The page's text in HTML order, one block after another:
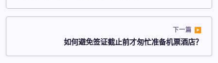
下一篇
如何避免签证截止前才匆忙准备机票酒店？